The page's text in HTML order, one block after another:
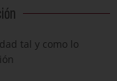
tal y como lo